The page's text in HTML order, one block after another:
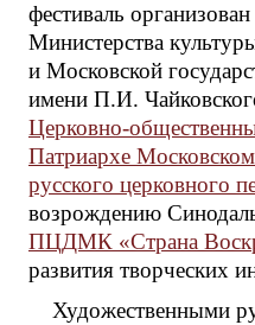
фестиваль
Министерства
и Московской
имени П.И.
Церковно-
Патриархе
русского церковного
возрождению
ПЦДМК «Страна
развития творческих
Художественными